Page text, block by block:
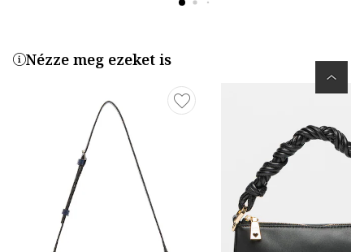
Nézze meg ezeket is